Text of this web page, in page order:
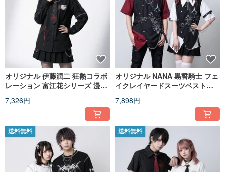
オリジナル 伊藤潤二 狂熱コラボ
レーション 富江花シリーズ 漫画
能袖シャツ JJIT01
7,326円
オリジナル NANA 黒誓騎士 フェ
イクレイヤードスーツベスト刺
ス半袖シャツ JJ2577
7,898円
送料無料 送料無料